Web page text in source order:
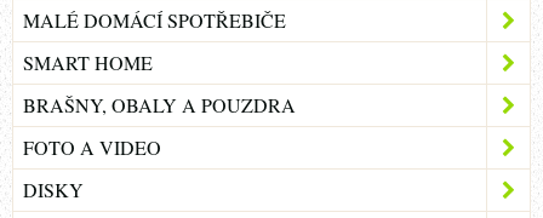
MALÉ DOMÁCÍ SPOTŘEBIČE
SMART HOME
BRAŠNY, OBALY A POUZDRA
FOTO A VIDEO
DISKY